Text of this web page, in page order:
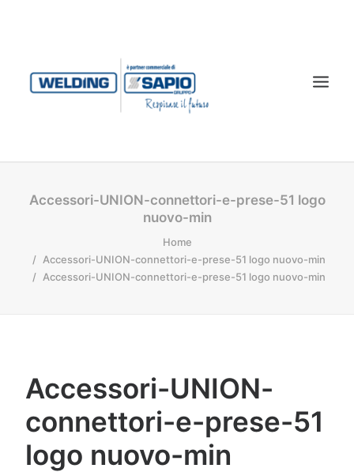
CHI SIAMO
SERVIZI
HEROLASER
RICERCA
Accessori-UNION-connettori-e-prese-51 logo
nuovo-min
Home
Accessori-UNION-connettori-e-prese-51 logo nuovo-min
Accessori-UNION-connettori-e-prese-51 logo nuovo-min
Accessori-UNION-
connettori-e-prese-51
logo nuovo-min